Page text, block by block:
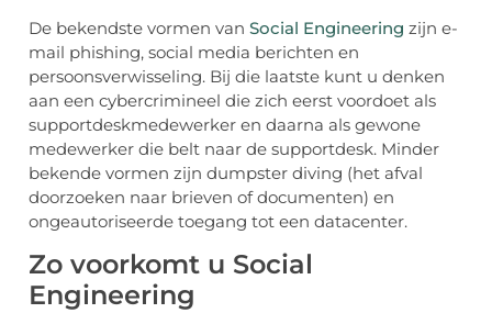
De bekendste vormen van Social Engineering zijn e-
mail phishing, social media berichten en
persoonsverwisseling. Bij die laatste kunt u denken
aan een cybercrimineel die zich eerst voordoet als
supportdeskmedewerker en daarna als gewone
medewerker die belt naar de supportdesk. Minder
bekende vormen zijn dumpster diving (het afval
doorzoeken naar brieven of documenten) en
ongeautoriseerde toegang tot een datacenter.
Zo voorkomt u Social
Engineering